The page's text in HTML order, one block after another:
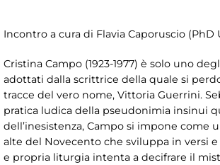
Incontro a cura di Flavia Caporuscio (PhD
Cristina Campo (1923-1977) è solo uno
adottati dalla scrittrice della quale si
tracce del vero nome, Vittoria Guerrini.
pratica ludica della pseudonimia insinui
dell’inesistenza, Campo si impone come
alte del Novecento che sviluppa in versi
e propria liturgia intenta a decifrare il